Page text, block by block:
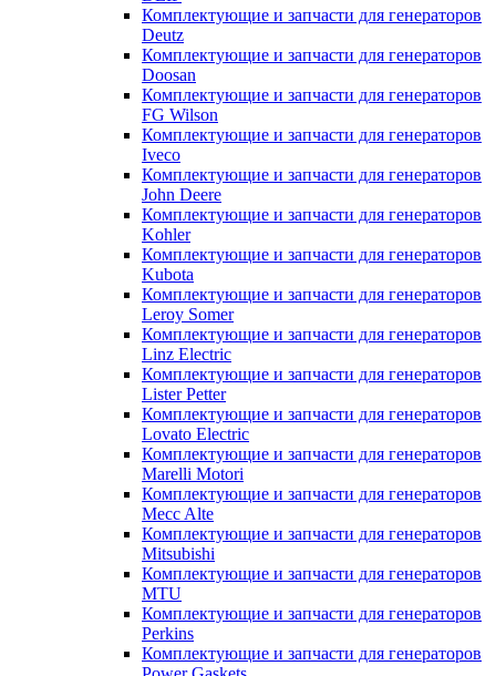
Комплектующие и запчасти для генераторов
Deutz
Комплектующие и запчасти для генераторов
Doosan
Комплектующие и запчасти для генераторов
FG Wilson
Комплектующие и запчасти для генераторов
Iveco
Комплектующие и запчасти для генераторов
John Deere
Комплектующие и запчасти для генераторов
Kohler
Комплектующие и запчасти для генераторов
Kubota
Комплектующие и запчасти для генераторов
Leroy Somer
Комплектующие и запчасти для генераторов
Linz Electric
Комплектующие и запчасти для генераторов
Lister Petter
Комплектующие и запчасти для генераторов
Lovato Electric
Комплектующие и запчасти для генераторов
Marelli Motori
Комплектующие и запчасти для генераторов
Mecc Alte
Комплектующие и запчасти для генераторов
Mitsubishi
Комплектующие и запчасти для генераторов
MTU
Комплектующие и запчасти для генераторов
Perkins
Комплектующие и запчасти для генераторов